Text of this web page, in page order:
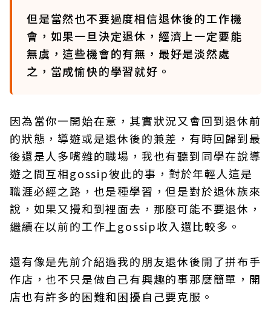
但是當然也不要過度相信退休後的工作機
會，如果一旦決定退休，經濟上一定要能
無虞，這些機會的有無，最好是淡然處
之，當成愉快的學習就好。
因為當你一開始在意，其實狀況又會回到退休前
的狀態，導遊或是退休後的兼差，有時回歸到最
後還是人多嘴雜的職場，我也有聽到同學在說導
遊之間互相gossip彼此的事，對於年輕人這是
職涯必經之路，也是種學習，但是對於退休族來
說，如果又攪和到裡面去，那麼可能不要退休，
繼續在以前的工作上gossip收入還比較多。
還有像是先前介紹過我的朋友退休後開了拼布手
作店，也不只是做自己有興趣的事那麼簡單，開
店也有許多的困難和困擾自己要克服。